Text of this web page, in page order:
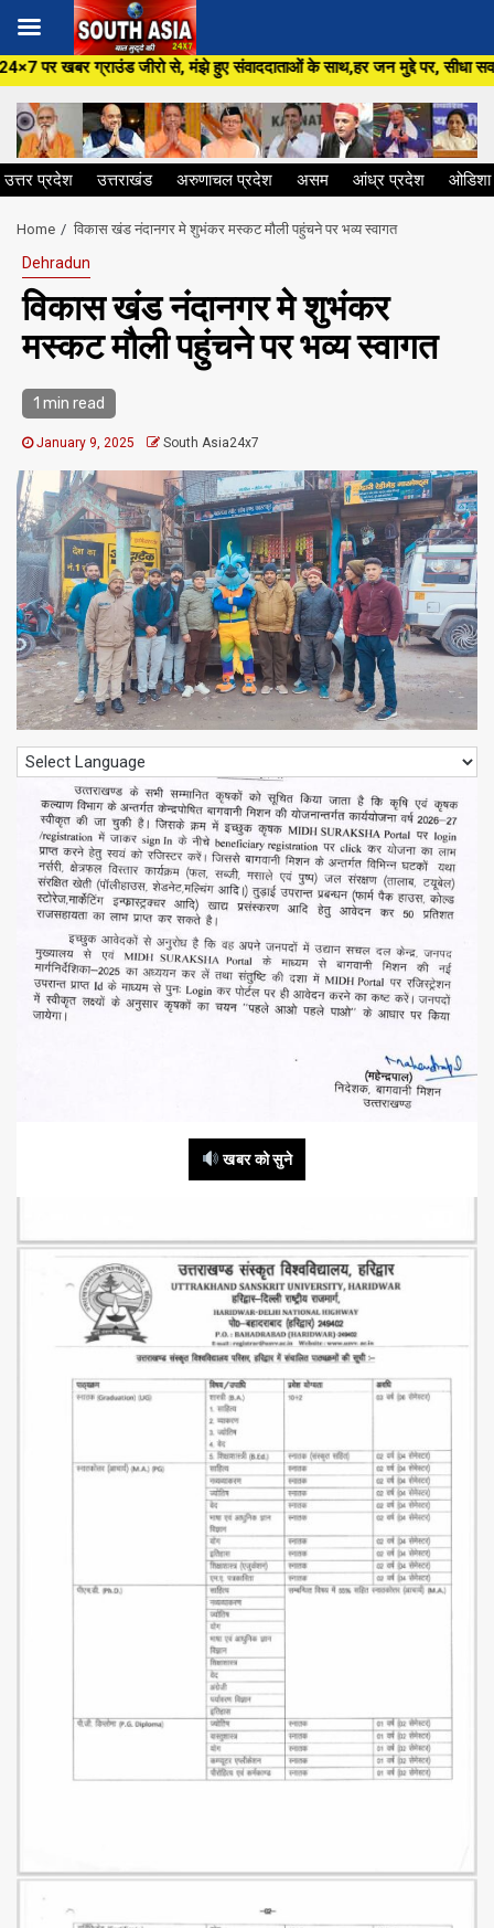
Skip
to
content
जीरो से, मंझे हुए संवाददाताओं के साथ,हर जन मुद्दे पर, सीधा सवाल
उत्तर प्रदेश उत्तराखंड अरुणाचल प्रदेश असम आंध्र प्रदेश ओडिशा
Home विकास खंड नंदानगर मे शुभंकर मस्कट मौली पहुंचने पर भव्य स्वागत
Dehradun
विकास खंड नंदानगर मे शुभंकर
मस्कट मौली पहुंचने पर भव्य स्वागत
1 min read
January 9, 2025 South Asia24x7
खबर को सुने